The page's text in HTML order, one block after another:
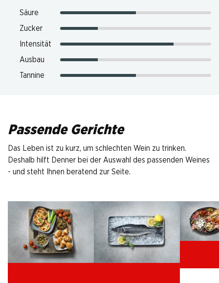
Säure
Zucker
Intensität
Ausbau
Tannine
Passende Gerichte
Das Leben ist zu kurz, um schlechten Wein zu trinken.
Deshalb hilft Denner bei der Auswahl des passenden Weines
- und steht Ihnen beratend zur Seite.